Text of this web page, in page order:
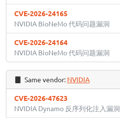
CVE-2026-24165
NVIDIA BioNeMo 代码问题漏洞
CVE-2026-24164
NVIDIA BioNeMo 代码问题漏洞
Same vendor: NVIDIA
CVE-2026-47623
NVIDIA Dynamo 反序列化注入漏洞